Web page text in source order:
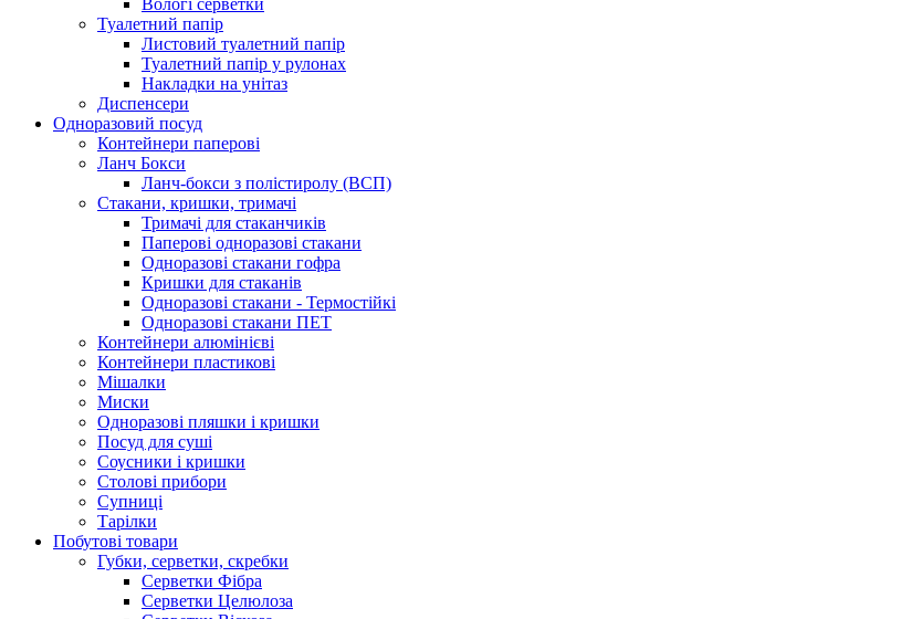
Туалетний папір
Листовий туалетний папір
Туалетний папір у рулонах
Накладки на унітаз
Диспенсери
Одноразовий посуд
Контейнери паперові
Ланч Бокси
Ланч-бокси з полістиролу (ВСП)
Стакани, кришки, тримачі
Тримачі для стаканчиків
Паперові одноразові стакани
Одноразові стакани гофра
Кришки для стаканів
Одноразові стакани - Термостійкі
Одноразові стакани ПЕТ
Контейнери алюмінієві
Контейнери пластикові
Мішалки
Миски
Одноразові пляшки і кришки
Посуд для суші
Соусники і кришки
Столові прибори
Супниці
Тарілки
Побутові товари
Губки, серветки, скребки
Серветки Фібра
Серветки Целюлоза